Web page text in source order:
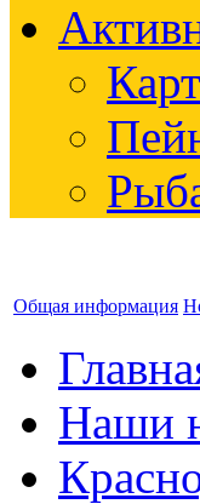
Общая информация
Наши